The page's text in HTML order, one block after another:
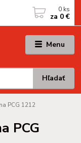
Menu
Hľadať
0 ks
za 0 €
PCG 1212
PCG